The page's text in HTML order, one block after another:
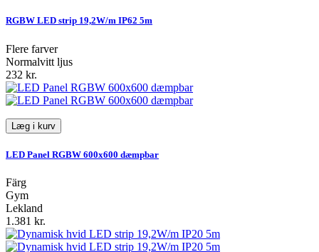
RGBW LED strip 19,2W/m IP62 5m
Flere farver
Normalvitt ljus
232 kr.
Læg i kurv
LED Panel RGBW 600x600 dæmpbar
Färg
Gym
Lekland
1.381 kr.